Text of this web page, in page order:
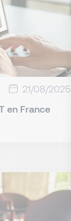
21/08/2025
en France